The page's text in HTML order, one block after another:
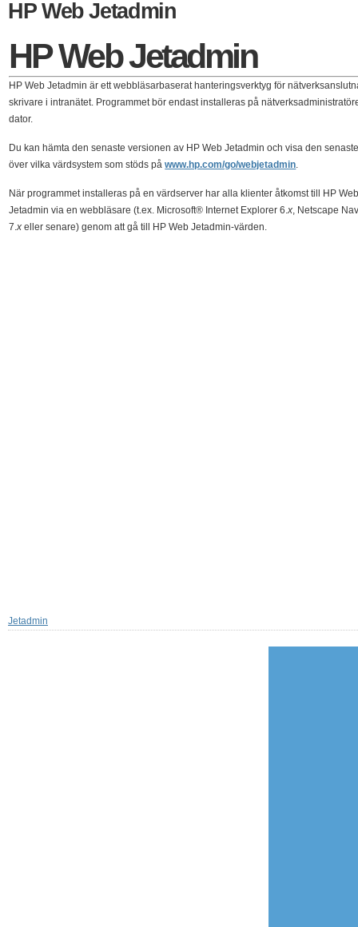
HP Web Jetadmin
HP Web Jetadmin
HP Web Jetadmin är ett webbläsarbaserat hanteringsverktyg för
skrivare i intranätet. Programmet bör endast installeras på
dator.
Du kan hämta den senaste versionen av HP Web Jetadmin och visa den
över vilka värdsystem som stöds påwww.hp.com/go/webjetadmin.
När programmet installeras på en värdserver har alla klienter åtkomst till HP
Jetadmin via en webbläsare (t.ex. Microsoft® Internet Explorer 6.x, Netscape
7.x eller senare) genom att gå till HP Web Jetadmin-värden.
Jetadmin